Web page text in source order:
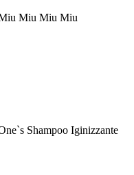
Miu Miu Miu
Shampoo Iginizzante